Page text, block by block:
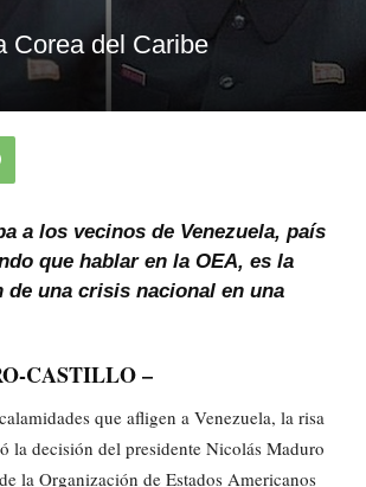
Corea del Caribe
a los vecinos de Venezuela, país
que hablar en la OEA, es la
una crisis nacional en una
CASTILLO –
que afligen a Venezuela, la risa
la decisión del presidente Nicolás Maduro
la Organización de Estados Americanos